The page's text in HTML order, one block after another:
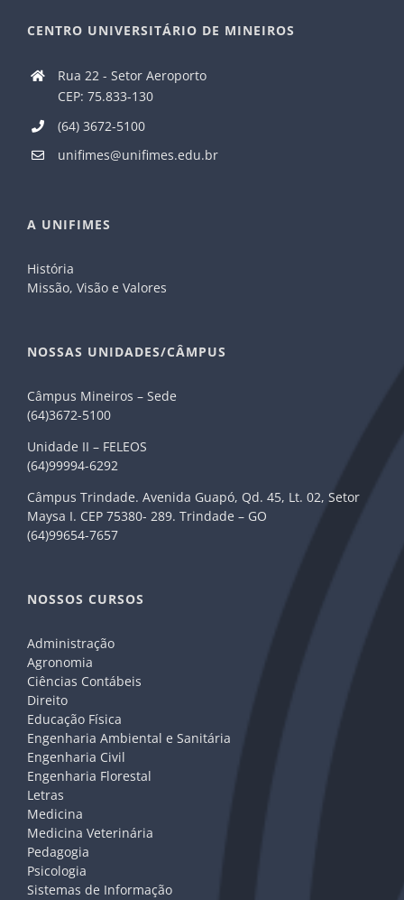
CENTRO UNIVERSITÁRIO DE MINEIROS
Rua 22 - Setor Aeroporto
CEP: 75.833-130
(64) 3672-5100
unifimes@unifimes.edu.br
A UNIFIMES
História
Missão, Visão e Valores
NOSSAS UNIDADES/CÂMPUS
Câmpus Mineiros – Sede
(64)3672-5100
Unidade II – FELEOS
(64)99994-6292
Câmpus Trindade. Avenida Guapó, Qd. 45, Lt. 02, Setor
Maysa I. CEP 75380- 289. Trindade – GO
(64)99654-7657
NOSSOS CURSOS
Administração
Agronomia
Ciências Contábeis
Direito
Educação Física
Engenharia Ambiental e Sanitária
Engenharia Civil
Engenharia Florestal
Letras
Medicina
Medicina Veterinária
Pedagogia
Psicologia
Sistemas de Informação